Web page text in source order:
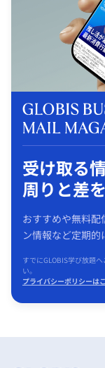
受け取る
周りと差
おすすめや無料
ン情報など定期的
すでにGLOBIS学び放題
い。
プライバシーポリシーは